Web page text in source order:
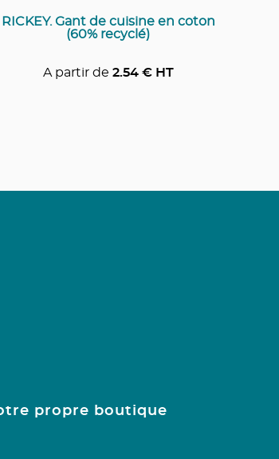
RICKEY. Gant de cuisine en coton
(60% recyclé)
A partir de 2.54€ HT
propre boutique